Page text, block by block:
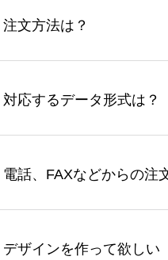
注文方法は？
す。 30枚以上やシル
さい。製作する数量が
対応するデータ形式は？
ズは、20MBです。デ
Illustratorからの直接
電話、FAXなどからの注
バッグコンシェルやタ
デザインを作って欲しい